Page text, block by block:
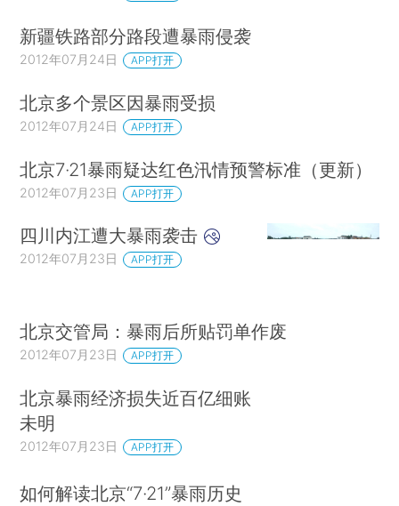
新疆铁路部分路段遭暴雨侵袭
2012年07月24日 APP打开
北京多个景区因暴雨受损
2012年07月24日 APP打开
北京7·21暴雨疑达红色汛情预警标准（更新）
2012年07月23日 APP打开
四川内江遭大暴雨袭击
2012年07月23日 APP打开
北京交管局：暴雨后所贴罚单作废
2012年07月23日 APP打开
北京暴雨经济损失近百亿细账
未明
2012年07月23日 APP打开
如何解读北京“7·21”暴雨历史